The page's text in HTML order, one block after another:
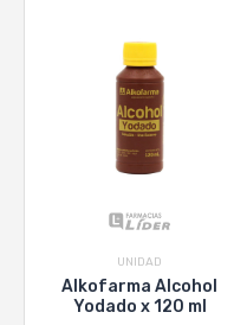
UNIDAD
Alkofarma Alcohol
Yodado x 120 ml